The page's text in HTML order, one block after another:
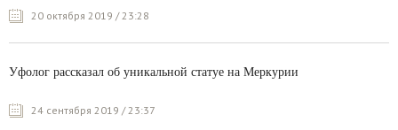
20 октября 2019 / 23:28
Уфолог рассказал об уникальной статуе на Меркурии
24 сентября 2019 / 23:37